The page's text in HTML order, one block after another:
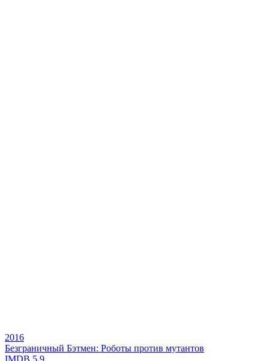
2016
Безграничный Бэтмен: Роботы против мутантов
IMDB 5.9